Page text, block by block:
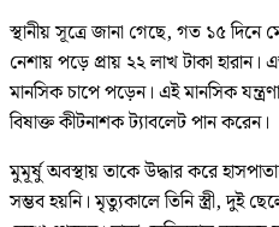
স্থানীয় সূত্রে জানা গেছে, গত ১৫
নেশায় পড়ে প্রায় ২২ লাখ টাকা
মানসিক চাপে পড়েন। এই মানসিক
বিষাক্ত কীটনাশক ট্যাবলেট পান করেন।
মুমূর্ষু অবস্থায় তাকে উদ্ধার করে
সম্ভব হয়নি। মৃত্যুকালে তিনি স্ত্রী, দুই